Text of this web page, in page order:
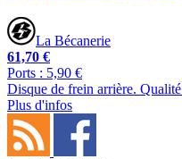
La Bécanerie
61,70 €
Ports : 5,90 €
Disque de frein arrière.
Plus d'infos